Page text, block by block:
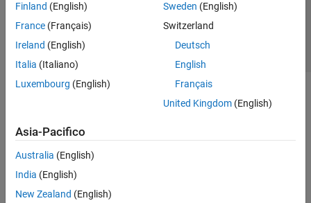
Finland (English)
France (Français)
Ireland (English)
Italia (Italiano)
Luxembourg (English)
Sweden (English)
Switzerland
Deutsch
English
Français
United Kingdom(English)
Asia-Pacifico
Australia (English)
India (English)
New Zealand (English)